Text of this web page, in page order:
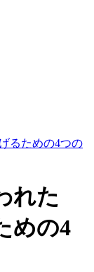
るための4つの
れた
めの4